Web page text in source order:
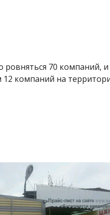
ровняться 70 компаний,
компаний на